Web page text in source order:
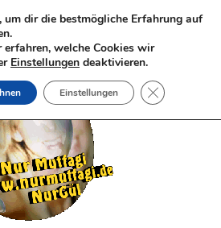
um dir die bestmögliche Erfahrung auf
welche Cookies wir
Einstellungen deaktivieren.
Einstellungen GDPR